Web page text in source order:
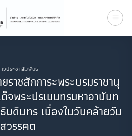
วประชาสัมพันธ์
ราชสักการะพระบรมราชานุ
จพระปรเมนทรมหาอานันท
บดินทร เนื่องในวันคล้ายวัน
สวรรคต